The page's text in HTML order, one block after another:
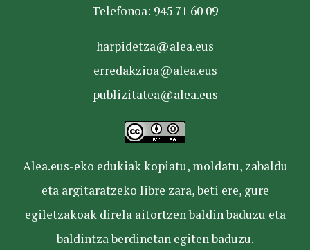
Telefonoa: 945 71 60 09
harpidetza@alea.eus
erredakzioa@alea.eus
publizitatea@alea.eus
Alea.eus-eko edukiak kopiatu, moldatu, zabaldu
eta argitaratzeko libre zara, beti ere, gure
egiletzakoak direla aitortzen baldin baduzu eta
baldintza berdinetan egiten baduzu.